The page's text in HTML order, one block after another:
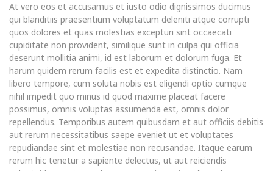
At vero eos et accusamus et iusto odio dignissimos ducimus
qui blanditiis praesentium voluptatum deleniti atque corrupti
quos dolores et quas molestias excepturi sint occaecati
cupiditate non provident, similique sunt in culpa qui officia
deserunt mollitia animi, id est laborum et dolorum fuga. Et
harum quidem rerum facilis est et expedita distinctio. Nam
libero tempore, cum soluta nobis est eligendi optio cumque
nihil impedit quo minus id quod maxime placeat facere
possimus, omnis voluptas assumenda est, omnis dolor
repellendus. Temporibus autem quibusdam et aut officiis debitis
aut rerum necessitatibus saepe eveniet ut et voluptates
repudiandae sint et molestiae non recusandae. Itaque earum
rerum hic tenetur a sapiente delectus, ut aut reiciendis